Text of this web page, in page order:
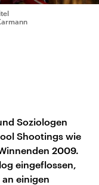
Soziologen
Shootings wie
2009.
eingeflossen,
einigen